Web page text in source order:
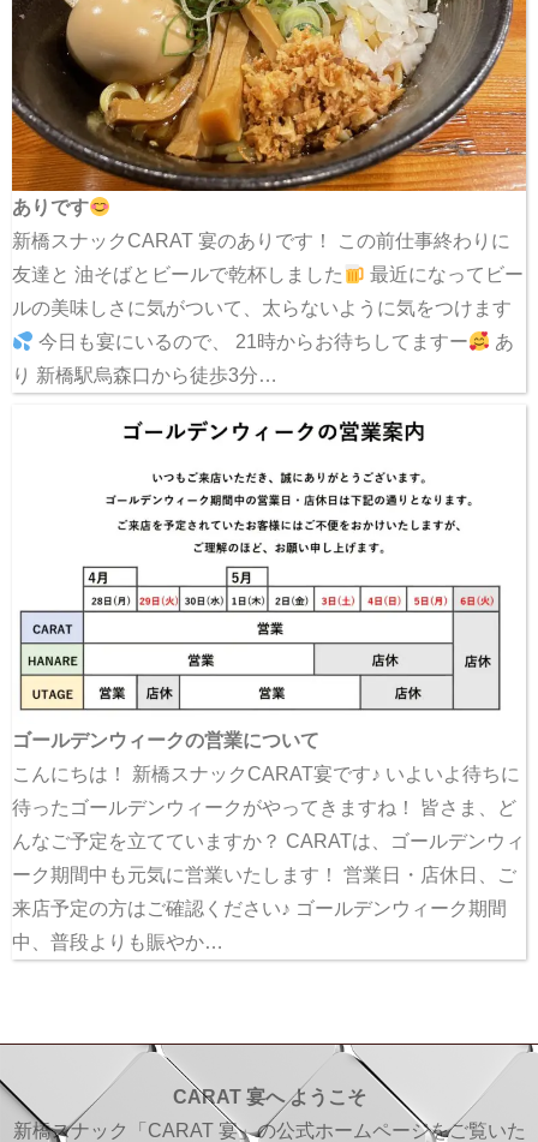
ありです
新橋スナックCARAT 宴のありです！ この前仕事終わりに
友達と 油そばとビールで乾杯しました
最近になってビー
ルの美味しさに気がついて、太らないように気をつけます
今日も宴にいるので、 21時からお待ちしてますー
あ
り 新橋駅烏森口から徒歩3分…
ゴールデンウィークの営業について
こんにちは！ 新橋スナックCARAT宴です♪ いよいよ待ちに
待ったゴールデンウィークがやってきますね！ 皆さま、ど
んなご予定を立てていますか？ CARATは、ゴールデンウィ
ーク期間中も元気に営業いたします！ 営業日・店休日、ご
来店予定の方はご確認ください♪ ゴールデンウィーク期間
中、普段よりも賑やか…
CARAT 宴へ ようこそ
新橋スナック「CARAT 宴」の公式ホームページをご覧いた